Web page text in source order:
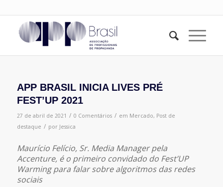
APP BRASIL INICIA LIVES PRÉ
FEST’UP 2021
27 de abril de 2021 / 0 Comentários / em Mercado, Post de
destaque / por Jessica
Maurício Felício, Sr. Media Manager pela
Accenture, é o primeiro convidado do Fest’UP
Warming para falar sobre algoritmos das redes
sociais